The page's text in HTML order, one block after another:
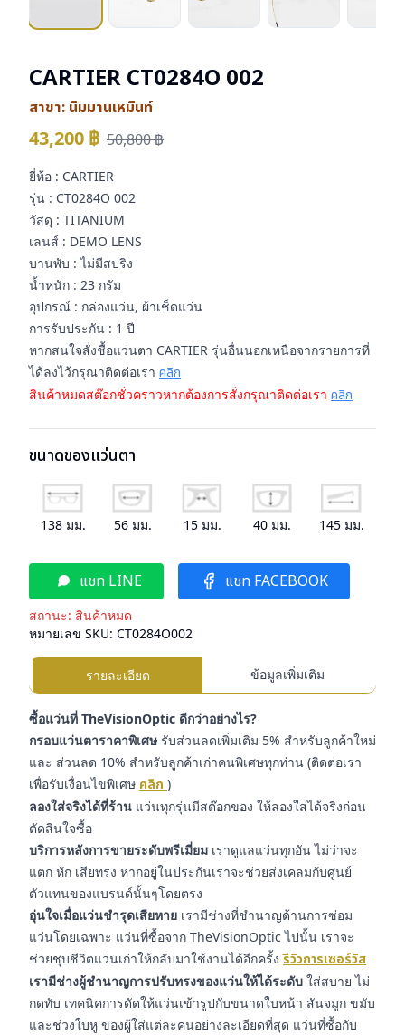
CARTIER CT0284O 002
สาขา: นิมมานเหมินท์
43,200 ฿ 50,800฿
ยี่ห้อ : CARTIER
รุ่น : CT0284O 002
วัสดุ : TITANIUM
เลนส์ : DEMO LENS
บานพับ : ไม่มีสปริง
น้ำหนัก : 23 กรัม
อุปกรณ์ : กล่องแว่น, ผ้าเช็ดแว่น
การรับประกัน : 1 ปี
หากสนใจสั่งชื้อแว่นตา CARTIER รุ่นอื่นนอกเหนือจากรายการที่
ได้ลงไว้กรุณาติดต่อเรา คลิก
สินค้าหมดสต๊อกชั่วคราวหากต้องการสั่งกรุณาติดต่อเรา คลิก
ขนาดของแว่นตา
138 มม. 56 มม. 15มม. 40มม. 145มม.
แชท LINE แชท FACEBOOK
สถานะ: สินค้าหมด
หมายเลข SKU: CT0284O002
รายละเอียด ข้อมูลเพิ่มเติม
ซื้อแว่นที่ TheVisionOptic ดีกว่าอย่างไร?
กรอบแว่นตาราคาพิเศษ รับส่วนลดเพิ่มเติม 5% สำหรับลูกค้าใหม่
และ ส่วนลด 10% สำหรับลูกค้าเก่าคนพิเศษทุกท่าน (ติดต่อเรา
เพื่อรับเงื่อนไขพิเศษ คลิก )
ลองใส่จริงได้ที่ร้าน แว่นทุกรุ่นมีสต๊อกของ ให้ลองใส่ได้จริงก่อน
ตัดสินใจซื้อ
บริการหลังการขายระดับพรีเมี่ยม เราดูแลแว่นทุกอัน ไม่ว่าจะ
แตก หัก เสียทรง หากอยู่ในประกันเราจะช่วยส่งเคลมกับศูนย์
ตัวแทนของแบรนด์นั้นๆโดยตรง
อุ่นใจเมื่อแว่นชำรุดเสียหาย เรามีช่างที่ชำนาญด้านการซ่อม
แว่นโดยเฉพาะ แว่นที่ซื้อจาก TheVisionOptic ไปนั้น เราจะ
ช่วยชุบชีวิตแว่นเก่าให้กลับมาใช้งานได้อีกครั้งรีวิวการเซอร์วิส
เรามีช่างผู้ชำนาญการปรับทรงของแว่นให้ได้ระดับ ใส่สบาย ไม่
กดทับ เทคนิคการดัดให้แว่นเข้ารูปกับขนาดใบหน้า สันจมูก ขมับ
และช่วงใบหู ของผู้ใส่แต่ละคนอย่างละเอียดที่สุด แว่นที่ซื้อกับ